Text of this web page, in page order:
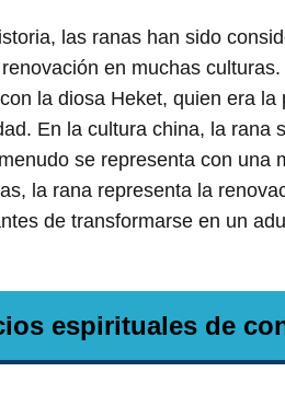
las ranas han sido
en muchas
la diosa Heket, quien era
En la cultura china, la rana
se representa con una
la rana representa la
de transformarse en un
espirituales de